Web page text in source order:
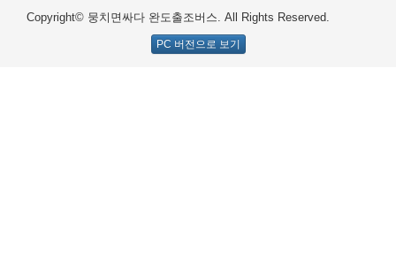
Copyright© 뭉치면싸다 완도출조버스. All Rights Reserved.
PC 버전으로 보기